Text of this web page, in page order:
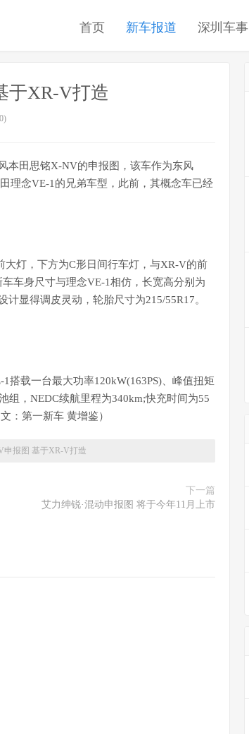
首页 新车报道 深圳车事
于XR-V打造
本田思铭X-NV的申报图，该车作为东风
理念VE-1的兄弟车型，此前，其概念车已经
灯，下方为C形日间行车灯，与XR-V的前
车身尺寸与理念VE-1相仿，长宽高分别为
显得调皮灵动，轮胎尺寸为215/55R17。
搭载一台最大功率120kW(163PS)、峰值扭矩
组，NEDC续航里程为340km;快充时间为55
：第一新车 黄增鉴）
申报图 基于XR-V打造
下一篇
艾力绅锐·混动申报图 将于今年11月上市